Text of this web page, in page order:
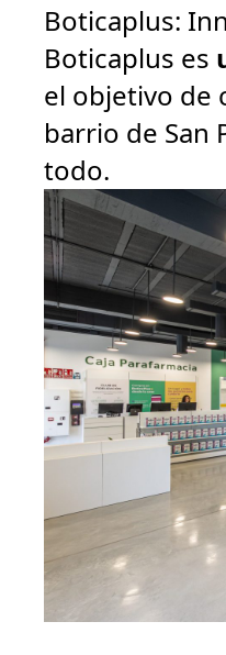
Boticaplus:
Boticaplus es
el objetivo de
barrio de San
todo.